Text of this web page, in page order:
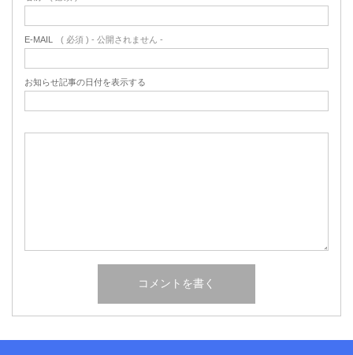
E-MAIL ( 必須 ) - 公開されません -
お知らせ記事の日付を表示する